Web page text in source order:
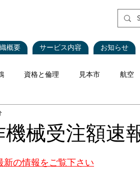
概要 サービス内容 お知らせ
資格と倫理 見本市 航空
械受注額速
の情報をご覧下さい